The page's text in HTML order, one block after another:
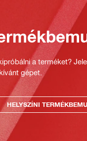
a terméket?
gépet.
HELYSZÍNI